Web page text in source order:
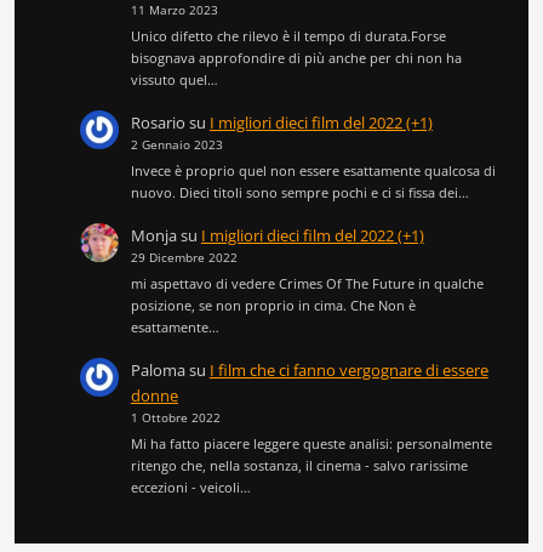
11 Marzo 2023
Unico difetto che rilevo è il tempo di durata.Forse
bisognava approfondire di più anche per chi non ha
vissuto quel…
Rosario su I migliori dieci film del 2022 (+1)
2 Gennaio 2023
Invece è proprio quel non essere esattamente qualcosa di
nuovo. Dieci titoli sono sempre pochi e ci si fissa dei…
Monjasu I migliori dieci film del 2022 (+1)
29 Dicembre 2022
mi aspettavo di vedere Crimes Of The Future in qualche
posizione, se non proprio in cima. Che Non è
esattamente…
Palomasu I film che ci fanno vergognare di essere
donne
1 Ottobre 2022
Mi ha fatto piacere leggere queste analisi: personalmente
ritengo che, nella sostanza, il cinema - salvo rarissime
eccezioni - veicoli…